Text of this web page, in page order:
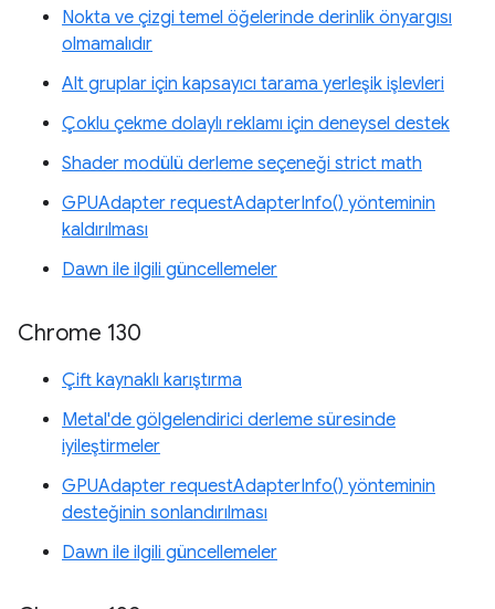
Nokta ve çizgi temel öğelerinde derinlik önyargısı
olmamalıdır
Alt gruplar için kapsayıcı tarama yerleşik işlevleri
Çoklu çekme dolaylı reklamı için deneysel destek
Shader modülü derleme seçeneği strict math
GPUAdapter requestAdapterInfo() yönteminin
kaldırılması
Dawn ile ilgili güncellemeler
Chrome 130
Çift kaynaklı karıştırma
Metal'de gölgelendirici derleme süresinde
iyileştirmeler
GPUAdapter requestAdapterInfo() yönteminin
desteğinin sonlandırılması
Dawn ile ilgili güncellemeler